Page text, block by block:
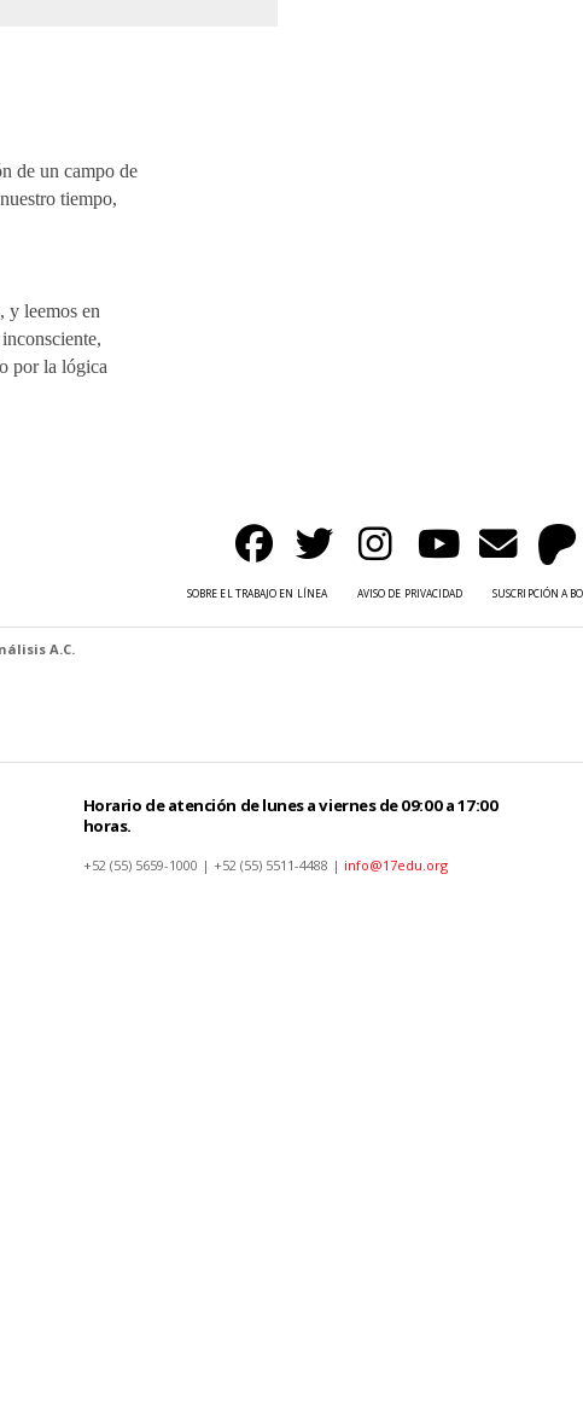
de un campo de
tiempo,
y leemos en
por la lógica
SOBRE EL TRABAJO EN LÍNEA AVISO DE PRIVACIDAD SUSCRIPCIÓN A
A.C.
Horario de atención de lunes a viernes de 09:00 a 17:00
horas.
+52 (55) 5659-1000 | +52 (55) 5511-4488 | info@17edu.org